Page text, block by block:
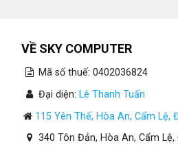
VỀ SKY COMPUTER
Mã số thuế: 0402036824
Đại diện: Lê Thanh Tuấn
115 Yên Thế, Hòa An, Cẩm Lệ,
340 Tôn Đản, Hòa An, Cẩm Lệ,